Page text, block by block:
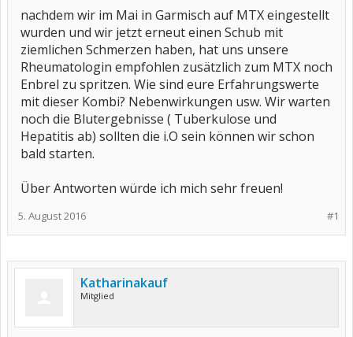
nachdem wir im Mai in Garmisch auf MTX eingestellt
wurden und wir jetzt erneut einen Schub mit
ziemlichen Schmerzen haben, hat uns unsere
Rheumatologin empfohlen zusätzlich zum MTX noch
Enbrel zu spritzen. Wie sind eure Erfahrungswerte
mit dieser Kombi? Nebenwirkungen usw. Wir warten
noch die Blutergebnisse ( Tuberkulose und
Hepatitis ab) sollten die i.O sein können wir schon
bald starten.
Über Antworten würde ich mich sehr freuen!
#1
5. August 2016
Katharinakauf
Mitglied